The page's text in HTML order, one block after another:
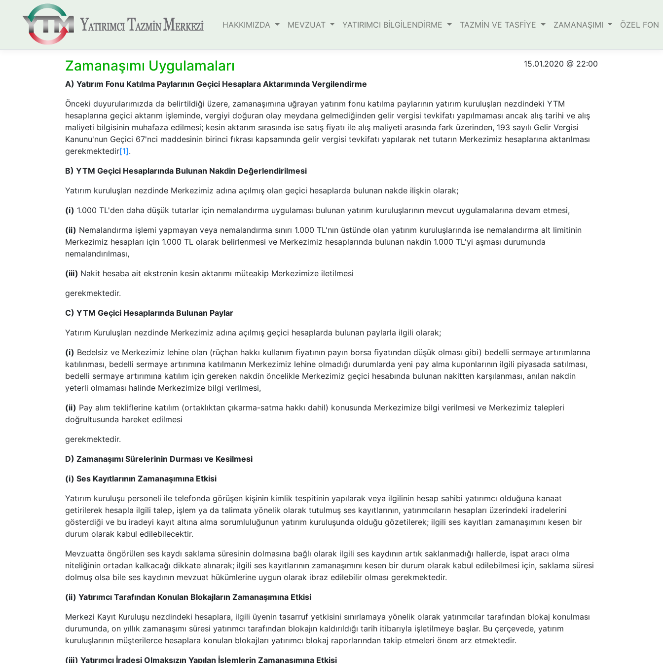
HAKKIMIZDA MEVZUAT YATIRIMCI BİLGİLENDİRME TAZMİN VE TASFİYE ZAMANAŞIMI ÖZEL FON
Zamanaşımı Uygulamaları 15.01.2020 @ 22:00
​A) Yatırım Fonu Katılma Paylarının Geçici Hesaplara Aktarımında Vergilendirme
Önceki duyurularımızda da belirtildiği üzere, zamanaşımına uğrayan yatırım fonu katılma paylarının yatırım kuruluşları nezdindeki YTM
hesaplarına geçici aktarım işleminde, vergiyi doğuran olay meydana gelmediğinden gelir vergisi tevkifatı yapılmaması ancak alış tarihi ve alış
maliyeti bilgisinin muhafaza edilmesi; kesin aktarım sırasında ise satış fiyatı ile alış maliyeti arasında fark üzerinden, 193 sayılı Gelir Vergisi
Kanunu'nun Geçici 67'nci maddesinin birinci fıkrası kapsamında gelir vergisi tevkifatı yapılarak net tutarın Merkezimiz hesaplarına aktarılması
gerekmektedir[1].
B) YTM Geçici Hesaplarında Bulunan Nakdin Değerlendirilmesi
Yatırım kuruluşları nezdinde Merkezimiz adına açılmış olan geçici hesaplarda bulunan nakde ilişkin olarak;
(i) 1.000 TL'den daha düşük tutarlar için nemalandırma uygulaması bulunan yatırım kuruluşlarının mevcut uygulamalarına devam etmesi,
(ii) Nemalandırma işlemi yapmayan veya nemalandırma sınırı 1.000 TL'nın üstünde olan yatırım kuruluşlarında ise nemalandırma alt limitinin
Merkezimiz hesapları için 1.000 TL olarak belirlenmesi ve Merkezimiz hesaplarında bulunan nakdin 1.000 TL'yi aşması durumunda
nemalandırılması,
(iii) Nakit hesaba ait ekstrenin kesin aktarımı müteakip Merkezimize iletilmesi
gerekmektedir.
C) YTM Geçici Hesaplarında Bulunan Paylar
Yatırım Kuruluşları nezdinde Merkezimiz adına açılmış geçici hesaplarda bulunan paylarla ilgili olarak;
(i) Bedelsiz ve Merkezimiz lehine olan (rüçhan hakkı kullanım fiyatının payın borsa fiyatından düşük olması gibi) bedelli sermaye artırımlarına
katılınması, bedelli sermaye artırımına katılmanın Merkezimiz lehine olmadığı durumlarda yeni pay alma kuponlarının ilgili piyasada satılması,
bedelli sermaye artırımına katılım için gereken nakdin öncelikle Merkezimiz geçici hesabında bulunan nakitten karşılanması, anılan nakdin
yeterli olmaması halinde Merkezimize bilgi verilmesi,
(ii) Pay alım tekliflerine katılım (ortaklıktan çıkarma-satma hakkı dahil) konusunda Merkezimize bilgi verilmesi ve Merkezimiz talepleri
doğrultusunda hareket edilmesi
gerekmektedir.
D) Zamanaşımı Sürelerinin Durması ve Kesilmesi
(i) Ses Kayıtlarının Zamanaşımına Etkisi
Yatırım kuruluşu personeli ile telefonda görüşen kişinin kimlik tespitinin yapılarak veya ilgilinin hesap sahibi yatırımcı olduğuna kanaat
getirilerek hesapla ilgili talep, işlem ya da talimata yönelik olarak tutulmuş ses kayıtlarının, yatırımcıların hesapları üzerindeki iradelerini
gösterdiği ve bu iradeyi kayıt altına alma sorumluluğunun yatırım kuruluşunda olduğu gözetilerek; ilgili ses kayıtları zamanaşımını kesen bir
durum olarak kabul edilebilecektir.
Mevzuatta öngörülen ses kaydı saklama süresinin dolmasına bağlı olarak ilgili ses kaydının artık saklanmadığı hallerde, ispat aracı olma
niteliğinin ortadan kalkacağı dikkate alınarak; ilgili ses kayıtlarının zamanaşımını kesen bir durum olarak kabul edilebilmesi için, saklama süresi
dolmuş olsa bile ses kaydının mevzuat hükümlerine uygun olarak ibraz edilebilir olması gerekmektedir.
(ii) Yatırımcı Tarafından Konulan Blokajların Zamanaşımına Etkisi
Merkezi Kayıt Kuruluşu nezdindeki hesaplara, ilgili üyenin tasarruf yetkisini sınırlamaya yönelik olarak yatırımcılar tarafından blokaj konulması
durumunda, on yıllık zamanaşımı süresi yatırımcı tarafından blokajın kaldırıldığı tarih itibarıyla işletilmeye başlar. Bu çerçevede, yatırım
kuruluşlarının müşterilerce hesaplara konulan blokajları yatırımcı blokaj raporlarından takip etmeleri önem arz etmektedir.
(iii) Yatırımcı İradesi Olmaksızın Yapılan İşlemlerin Zamanaşımına Etkisi